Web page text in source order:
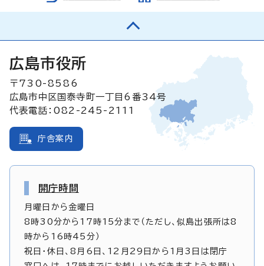
広島市役所
〒730-8586
広島市中区国泰寺町一丁目6番34号
代表電話：082-245-2111
庁舎案内
開庁時間
月曜日から金曜日
8時30分から17時15分まで（ただし、似島出張所は8
時から16時45分）
祝日・休日、8月6日、12月29日から1月3日は閉庁